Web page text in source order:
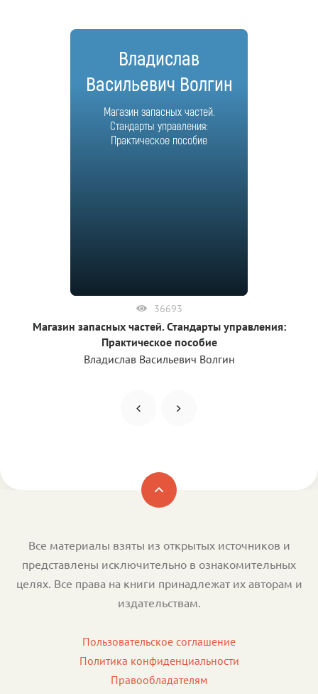
Владислав
Васильевич Волгин
Магазин запасных частей.
Стандарты управления:
Практическое пособие
36693
Магазин запасных частей. Стандарты управления:
Практическое пособие
Владислав Васильевич Волгин
Все материалы взяты из открытых источников и
представлены исключительно в ознакомительных
целях. Все права на книги принадлежат их авторам и
издательствам.
Пользовательское соглашение
Политика конфиденциальности
Правообладателям